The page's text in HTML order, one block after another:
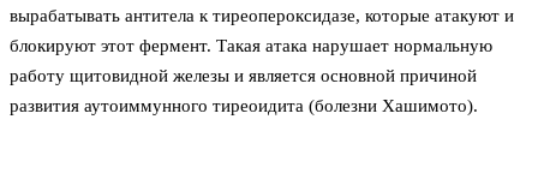
вырабатывать антитела к тиреопероксидазе, которые атакуют и
блокируют этот фермент. Такая атака нарушает нормальную
работу щитовидной железы и является основной причиной
развития аутоиммунного тиреоидита (болезни Хашимото).